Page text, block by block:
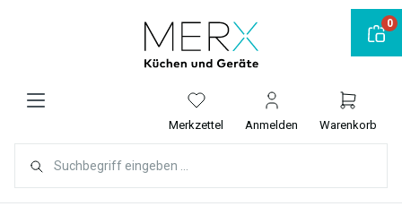
Merkzettel Anmelden Warenkorb
0